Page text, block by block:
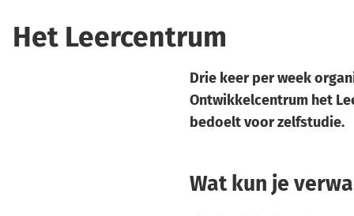
Het Leercentrum
Drie keer per week
Ontwikkelcentrum het
bedoelt voor zelfstudie.
Wat kun je